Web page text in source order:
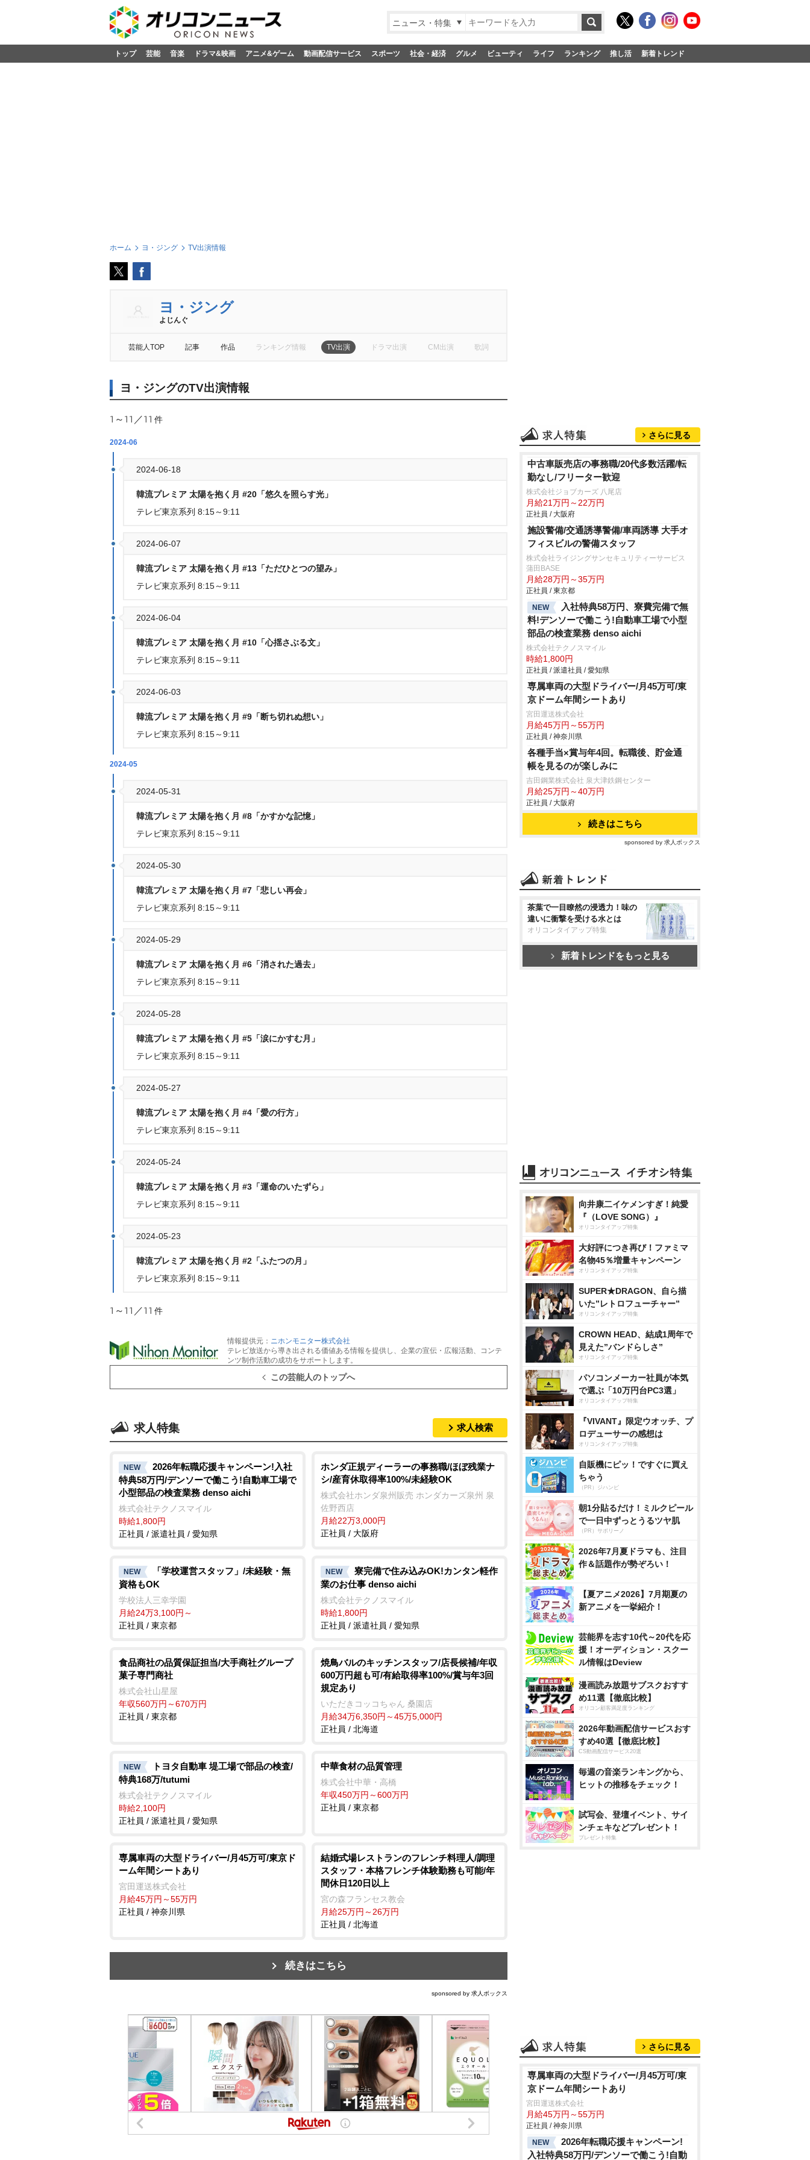
ニュース・特集
トップ 芸能 音楽 ドラマ&映画 アニメ&ゲーム 動画配信サービス スポーツ 社会・経済 グルメ ビューティ ライフ ランキング 推し活 新着トレンド
ホーム ヨ・ジング TV出演情報
ヨ・ジング
よじんぐ
芸能人TOP 記事 作品 ランキング情報 TV出演 ドラマ出演 CM出演 歌詞
ヨ・ジングのTV出演情報
1～11／11 件
2024-06
2024-06-18
韓流プレミア 太陽を抱く月 #20「悠久を照らす光」
テレビ東京系列 8:15～9:11
2024-06-07
韓流プレミア 太陽を抱く月 #13「ただひとつの望み」
テレビ東京系列 8:15～9:11
2024-06-04
韓流プレミア 太陽を抱く月 #10「心揺さぶる文」
テレビ東京系列 8:15～9:11
2024-06-03
韓流プレミア 太陽を抱く月 #9「断ち切れぬ想い」
テレビ東京系列 8:15～9:11
2024-05
2024-05-31
韓流プレミア 太陽を抱く月 #8「かすかな記憶」
テレビ東京系列 8:15～9:11
2024-05-30
韓流プレミア 太陽を抱く月 #7「悲しい再会」
テレビ東京系列 8:15～9:11
2024-05-29
韓流プレミア 太陽を抱く月 #6「消された過去」
テレビ東京系列 8:15～9:11
2024-05-28
韓流プレミア 太陽を抱く月 #5「涙にかすむ月」
テレビ東京系列 8:15～9:11
2024-05-27
韓流プレミア 太陽を抱く月 #4「愛の行方」
テレビ東京系列 8:15～9:11
2024-05-24
韓流プレミア 太陽を抱く月 #3「運命のいたずら」
テレビ東京系列 8:15～9:11
2024-05-23
韓流プレミア 太陽を抱く月 #2「ふたつの月」
テレビ東京系列 8:15～9:11
1～11／11 件
情報提供元： ニホンモニター株式会社
テレビ放送から導き出される価値ある情報を提供し、企業の宣伝・広報活動、コンテ
ンツ制作活動の成功をサポートします。
この芸能人のトップへ
求人特集 求人検索
NEW
2026年転職応援キャンペーン!入社
特典58万円/デンソーで働こう!自動車工場で
小型部品の検査業務 denso aichi
株式会社テクノスマイル
時給1,800円
正社員 / 派遣社員 / 愛知県
ホンダ正規ディーラーの事務職/ほぼ残業ナ
シ/産育休取得率100%/未経験OK
株式会社ホンダ泉州販売 ホンダカーズ泉州 泉
佐野西店
月給22万3,000円
正社員 / 大阪府
NEW
「学校運営スタッフ」/未経験・無
資格もOK
学校法人三幸学園
月給24万3,100円～
正社員 / 東京都
NEW
寮完備で住み込みOK!カンタン軽作
業のお仕事 denso aichi
株式会社テクノスマイル
時給1,800円
正社員 / 派遣社員 / 愛知県
食品商社の品質保証担当/大手商社グループ
菓子専門商社
株式会社山星屋
年収560万円～670万円
正社員 / 東京都
焼鳥バルのキッチンスタッフ/店長候補/年収
600万円超も可/有給取得率100%/賞与年3回
規定あり
いただきコッコちゃん 桑園店
月給34万6,350円～45万5,000円
正社員 / 北海道
NEW
トヨタ自動車 堤工場で部品の検査/
特典168万/tutumi
株式会社テクノスマイル
時給2,100円
正社員 / 派遣社員 / 愛知県
中華食材の品質管理
株式会社中華・高橋
年収450万円～600万円
正社員 / 東京都
専属車両の大型ドライバー/月45万可/東京ド
ーム年間シートあり
宮田運送株式会社
月給45万円～55万円
正社員 / 神奈川県
結婚式場レストランのフレンチ料理人/調理
スタッフ・本格フレンチ体験勤務も可能/年
間休日120日以上
宮の森フランセス教会
月給25万円～26万円
正社員 / 北海道
続きはこちら
sponsored by 求人ボックス
さらに見る
中古車販売店の事務職/20代多数活躍/転
勤なし/フリーター歓迎
株式会社ジョブカーズ 八尾店
月給21万円～22万円
正社員 / 大阪府
施設警備/交通誘導警備/車両誘導 大手オ
フィスビルの警備スタッフ
株式会社ライジングサンセキュリティーサービス
蒲田BASE
月給28万円～35万円
正社員 / 東京都
NEW
入社特典58万円、寮費完備で無
料!デンソーで働こう!自動車工場で小型
部品の検査業務 denso aichi
株式会社テクノスマイル
時給1,800円
正社員 / 派遣社員 / 愛知県
専属車両の大型ドライバー/月45万可/東
京ドーム年間シートあり
宮田運送株式会社
月給45万円～55万円
正社員 / 神奈川県
各種手当×賞与年4回。転職後、貯金通
帳を見るのが楽しみに
吉田鋼業株式会社 泉大津鉄鋼センター
月給25万円～40万円
正社員 / 大阪府
続きはこちら
sponsored by 求人ボックス
茶葉で一目瞭然の浸透力！味の
違いに衝撃を受ける水とは
オリコンタイアップ特集
新着トレンドをもっと見る
向井康二イケメンすぎ！純愛
『（LOVE SONG）』
オリコンタイアップ特集
大好評につき再び！ファミマ
名物45％増量キャンペーン
オリコンタイアップ特集
SUPER★DRAGON、自ら描
いた”レトロフューチャー”
オリコンタイアップ特集
CROWN HEAD、結成1周年で
見えた”バンドらしさ”
オリコンタイアップ特集
パソコンメーカー社員が本気
で選ぶ「10万円台PC3選」
オリコンタイアップ特集
『VIVANT』限定ウオッチ、プ
ロデューサーの感想は
オリコンタイアップ特集
自販機にピッ！ですぐに買え
ちゃう
（PR）ジハンピ
朝1分貼るだけ！ミルクピール
で一日中ずっとうるツヤ肌
（PR）サボリーノ
2026年7月夏ドラマも、注目
作＆話題作が勢ぞろい！
【夏アニメ2026】7月期夏の
新アニメを一挙紹介！
芸能界を志す10代～20代を応
援！オーディション・スクー
ル情報はDeview
漫画読み放題サブスクおすす
め11選【徹底比較】
オリコン顧客満足度ランキング
2026年動画配信サービスおす
すめ40選【徹底比較】
CS動画配信サービス20選
毎週の音楽ランキングから、
ヒットの推移をチェック！
試写会、登壇イベント、サイ
ンチェキなどプレゼント！
プレゼント特集
さらに見る
専属車両の大型ドライバー/月45万可/東
京ドーム年間シートあり
宮田運送株式会社
月給45万円～55万円
正社員 / 神奈川県
NEW
2026年転職応援キャンペーン!
入社特典58万円/デンソーで働こう!自動